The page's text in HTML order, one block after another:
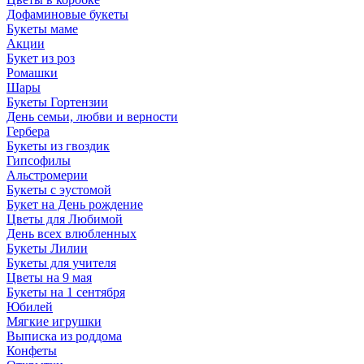
Дофаминовые букеты
Букеты маме
Акции
Букет из роз
Ромашки
Шары
Букеты Гортензии
День семьи, любви и верности
Гербера
Букеты из гвоздик
Гипсофилы
Альстромерии
Букеты с эустомой
Букет на День рождение
Цветы для Любимой
День всех влюбленных
Букеты Лилии
Букеты для учителя
Цветы на 9 мая
Букеты на 1 сентября
Юбилей
Мягкие игрушки
Выписка из роддома
Конфеты